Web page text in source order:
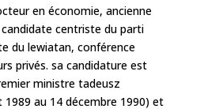
en économie, ancienne
centriste du parti
du lewiatan, conférence
privés. sa candidature est
ministre tadeusz
au 14 décembre 1990) et